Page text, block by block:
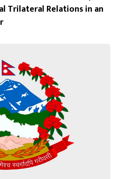
Trilateral Relations in an